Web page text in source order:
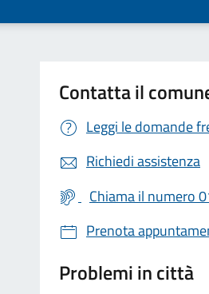
Contatta il
Leggi le domande
Richiedi assistenza
Chiama il numero
Prenota
Problemi in città